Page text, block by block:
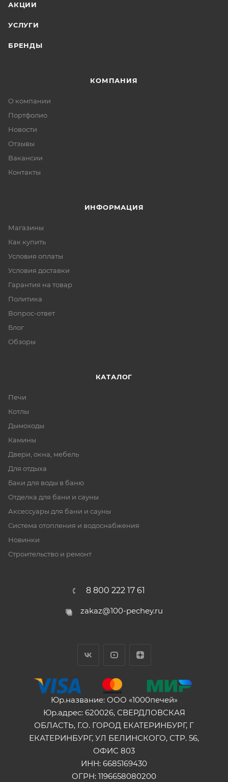
АКЦИИ
УСЛУГИ
БРЕНДЫ
КОМПАНИЯ
О компании
Портфолио
Новости
Отзывы
Вакансии
Контакты
ИНФОРМАЦИЯ
Магазины
Как купить
Условия оплаты
Условия доставки
Гарантия на товар
Политика
Вопрос-ответ
Блог
Обзоры
КАТАЛОГ
Печи
Котлы
Дымоходы
Камины
Двери, окна, мебель
Для отдыха
Баки для воды в баню
Отделка для бани и сауны
Аксессуары для бани и сауны
Система отопления и водоснабжения
Новинки
Строительство и ремонт
8 800 222 17 61
zakaz@100-pechey.ru
Юр.название: ООО «1000печей»
Юр.адрес: 620026, СВЕРДЛОВСКАЯ
ОБЛАСТЬ, Г.О. ГОРОД ЕКАТЕРИНБУРГ, Г
ЕКАТЕРИНБУРГ, УЛ БЕЛИНСКОГО, СТР. 56,
ОФИС 803
ИНН: 6685169430
ОГРН: 1196658080200